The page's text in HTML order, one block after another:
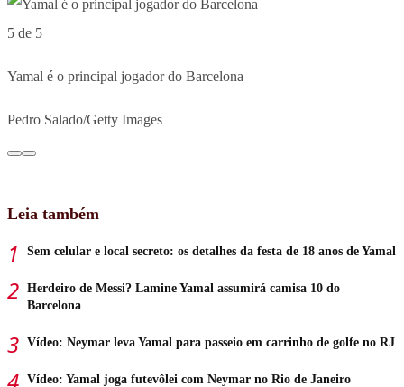
5 de 5
Yamal é o principal jogador do Barcelona
Pedro Salado/Getty Images
Leia também
Sem celular e local secreto: os detalhes da festa de 18 anos de Yamal
Herdeiro de Messi? Lamine Yamal assumirá camisa 10 do
Barcelona
Vídeo: Neymar leva Yamal para passeio em carrinho de golfe no RJ
Vídeo: Yamal joga futevôlei com Neymar no Rio de Janeiro